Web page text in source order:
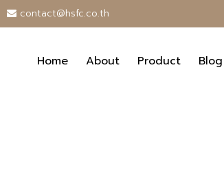
contact@hsfc.co.th
Home About Product Blog